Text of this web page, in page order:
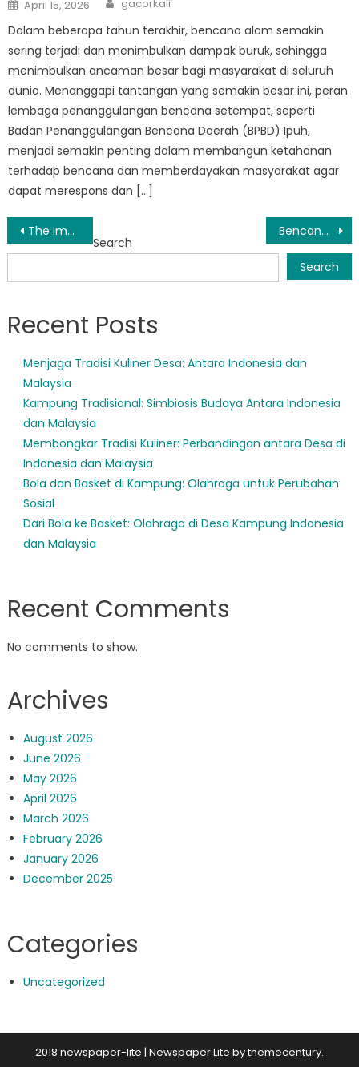
on
April 15, 2026 gacorkali
Dalam beberapa tahun terakhir, bencana alam semakin
sering terjadi dan menimbulkan dampak buruk, sehingga
menimbulkan ancaman besar bagi masyarakat di seluruh
dunia. Menanggapi tantangan yang semakin besar ini, peran
lembaga penanggulangan bencana setempat, seperti
Badan Penanggulangan Bencana Daerah (BPBD) Ipuh,
menjadi semakin penting dalam membangun ketahanan
terhadap bencana dan memberdayakan masyarakat agar
dapat merespons dan […]
Post
navigation
The Importance of Disaster Management: Insights from BPBD Bengkulu Mukomuko Bencana Alam Mukomuko: Seruan Aksi Bantuan dan Dukungan
Search
Search
Recent Posts
Menjaga Tradisi Kuliner Desa: Antara Indonesia dan
Malaysia
Kampung Tradisional: Simbiosis Budaya Antara Indonesia
dan Malaysia
Membongkar Tradisi Kuliner: Perbandingan antara Desa di
Indonesia dan Malaysia
Bola dan Basket di Kampung: Olahraga untuk Perubahan
Sosial
Dari Bola ke Basket: Olahraga di Desa Kampung Indonesia
dan Malaysia
Recent Comments
No comments to show.
Archives
August 2026
June 2026
May 2026
April 2026
March 2026
February 2026
January 2026
December 2025
Categories
Uncategorized
2018 newspaper-lite | Newspaper Lite bythemecentury.